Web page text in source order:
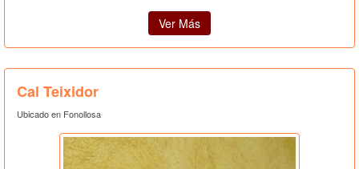
Ver Más
Cal Teixidor
Ubicado en Fonollosa